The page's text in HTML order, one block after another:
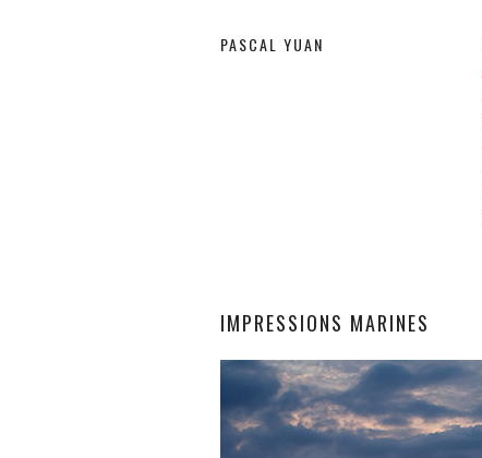
PASCAL YUAN
IMPRESSIONS MARINES